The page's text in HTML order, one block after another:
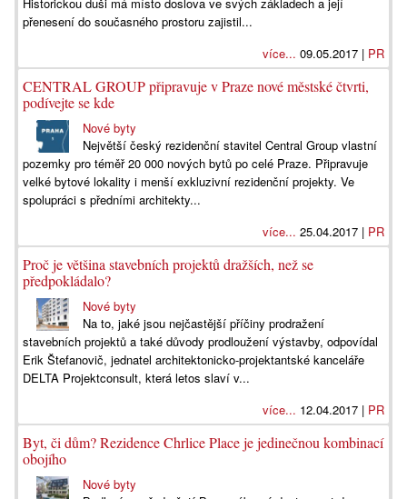
přenesení do současného prostoru zajistil...
více... 09.05.2017 | PR
CENTRAL GROUP připravuje v Praze nové městské čtvrti,
podívejte se kde
Nové byty
Největší český rezidenční stavitel Central Group vlastní
pozemky pro téměř 20 000 nových bytů po celé Praze. Připravuje
velké bytové lokality i menší exkluzivní rezidenční projekty. Ve
spolupráci s předními architekty...
více... 25.04.2017 | PR
Proč je většina stavebních projektů dražších, než se
předpokládalo?
Nové byty
Na to, jaké jsou nejčastější příčiny prodražení
stavebních projektů a také důvody prodloužení výstavby, odpovídal
Erik Štefanovič, jednatel architektonicko-projektantské kanceláře
DELTA Projektconsult, která letos slaví v...
více... 12.04.2017 | PR
Byt, či dům? Rezidence Chrlice Place je jedinečnou kombinací
obojího
Nové byty